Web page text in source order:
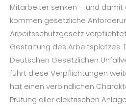
Mitarbeiter senken – und damit
kommen gesetzliche
Arbeitsschutzgesetz
Gestaltung des Arbeitsplatzes.
Deutschen Gesetzlichen
führt diese Verpflichtungen
hat einen verbindlichen
Prüfung aller elektrischen